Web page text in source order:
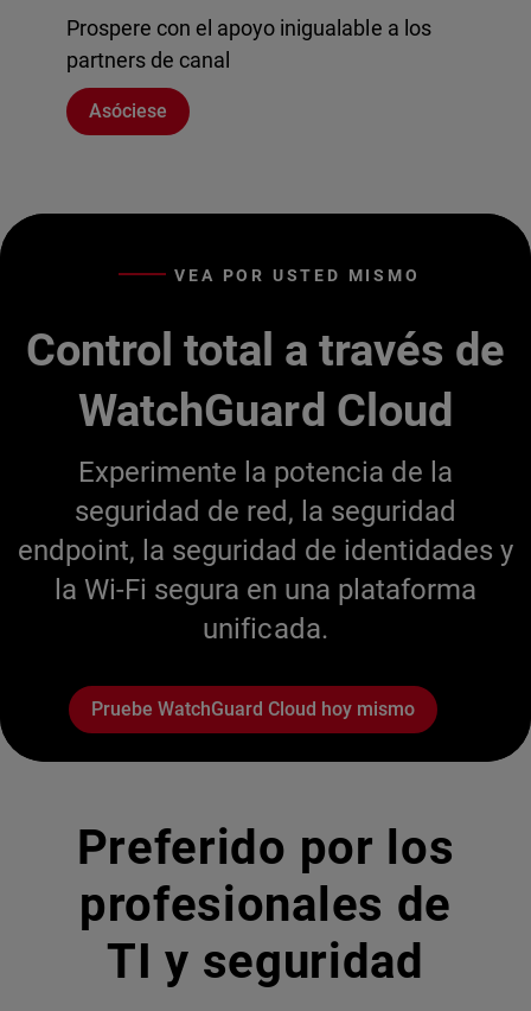
Prospere con el apoyo inigualable a los
partners de canal
Asóciese
VEA POR USTED MISMO
Control total a través de
WatchGuard Cloud
Experimente la potencia de la
seguridad de red, la seguridad
endpoint, la seguridad de identidades y
la Wi-Fi segura en una plataforma
unificada.
Pruebe WatchGuard Cloud hoy mismo
Preferido por los
profesionales de
TI y seguridad